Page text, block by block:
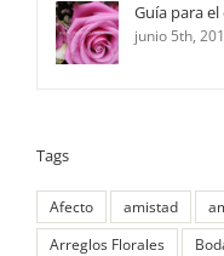
Guía para
junio 5th,
Tags
Afecto amistad
Arreglos Florales